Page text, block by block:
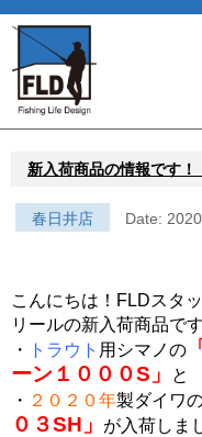
新入荷商品の情報です！
春日井店 Date:
こんにちは！FLDスタ
リールの新入荷商品です
・
トラウト 用シマノの
ーン１０００S」
と
・ ２０２０年製ダイワ
０３SH」
が入荷しま